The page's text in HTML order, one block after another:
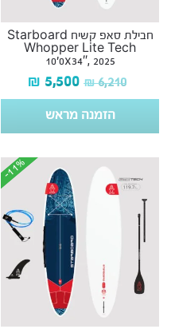
חבילת סאפ קשיח Starboard
Whopper Lite Tech
10’0x34″, 2025
₪6,210
₪ 5,500
הזמנה מראש
-11%
-11%